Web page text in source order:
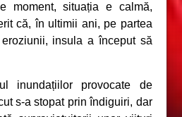
moment, situația e calmă,
că, în ultimii ani, pe partea
insula a început să
inundațiilor provocate de
s-a stopat prin îndiguiri, dar